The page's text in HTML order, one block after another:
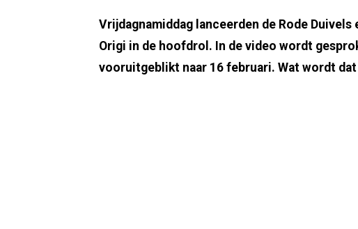
Vrijdagnamiddag lanceerden de Rode
Origi in de hoofdrol. In de video wordt
vooruitgeblikt naar 16 februari. Wat wordt dat